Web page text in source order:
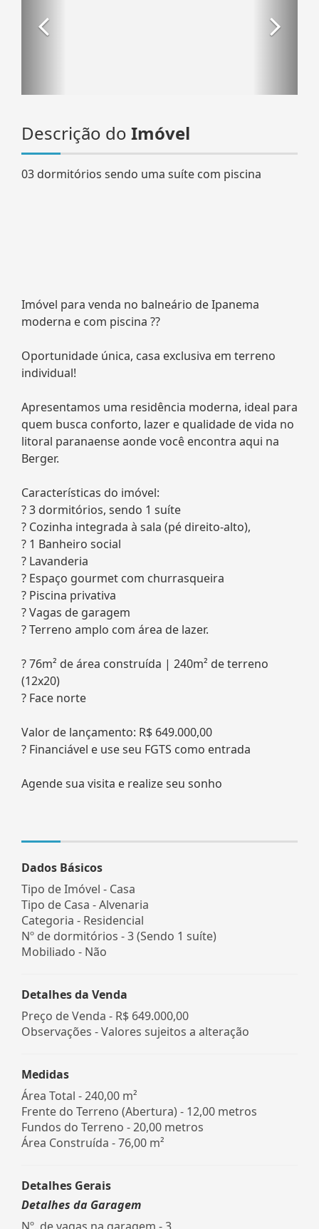
Descrição do Imóvel
03 dormitórios sendo uma suíte com piscina
Imóvel para venda no balneário de Ipanema
moderna e com piscina ??
Oportunidade única, casa exclusiva em terreno
individual!
Apresentamos uma residência moderna, ideal para
quem busca conforto, lazer e qualidade de vida no
litoral paranaense aonde você encontra aqui na
Berger.
Características do imóvel:
? 3 dormitórios, sendo 1 suíte
? Cozinha integrada à sala (pé direito-alto),
? 1 Banheiro social
? Lavanderia
? Espaço gourmet com churrasqueira
? Piscina privativa
? Vagas de garagem
? Terreno amplo com área de lazer.
? 76m² de área construída | 240m² de terreno
(12x20)
? Face norte
Valor de lançamento: R$ 649.000,00
? Financiável e use seu FGTS como entrada
Agende sua visita e realize seu sonho
Dados Básicos
Tipo de Imóvel - Casa
Tipo de Casa - Alvenaria
Categoria - Residencial
Nº de dormitórios - 3 (Sendo 1 suíte)
Mobiliado - Não
Detalhes da Venda
Preço de Venda - R$ 649.000,00
Observações - Valores sujeitos a alteração
Medidas
Área Total - 240,00 m²
Frente do Terreno (Abertura) - 12,00 metros
Fundos do Terreno - 20,00 metros
Área Construída - 76,00 m²
Detalhes Gerais
Detalhes da Garagem